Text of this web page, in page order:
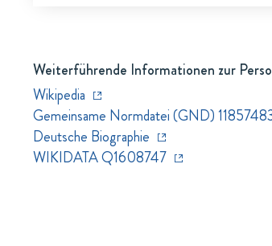
Weiterführende Informationen zur
Wikipedia
Gemeinsame Normdatei (GND)
Deutsche Biographie
WIKIDATA Q1608747